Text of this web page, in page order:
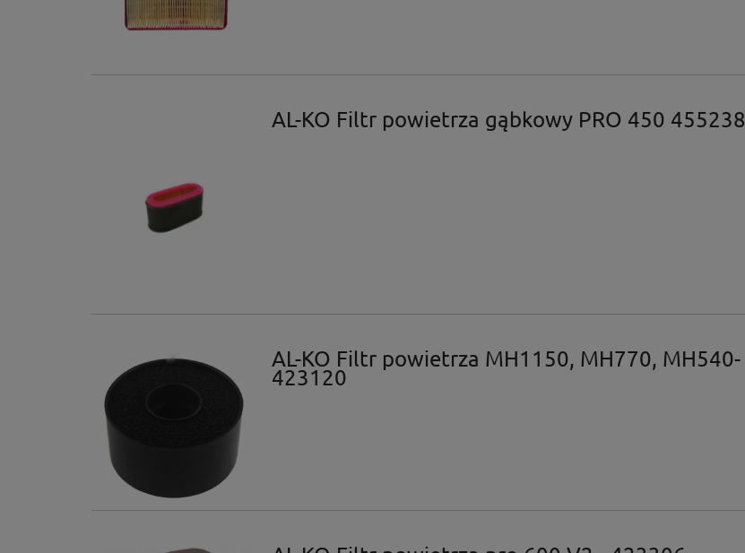
AL-KO Filtr powietrza gąbkowy PRO 450 455238
AL-KO Filtr powietrza MH1150, MH770, MH540-
423120